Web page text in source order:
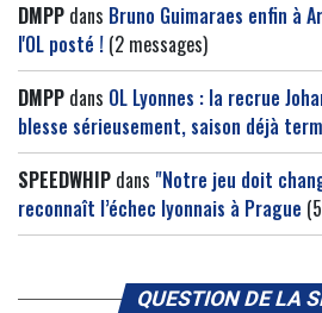
DMPP dans Bruno Guimaraes enfin à
l'OL posté ! (2 messages)
DMPP dans OL Lyonnes : la recrue
blesse sérieusement, saison déjà
SPEEDWHIP dans "Notre jeu doit
reconnaît l’échec lyonnais à Prague
QUESTION DE LA